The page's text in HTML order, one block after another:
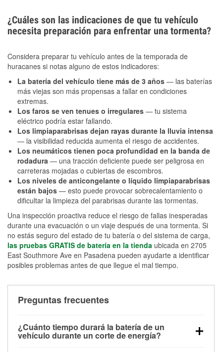
¿Cuáles son las indicaciones de que tu vehículo
necesita preparación para enfrentar una tormenta?
Considera preparar tu vehículo antes de la temporada de
huracanes si notas alguno de estos indicadores:
La batería del vehículo tiene más de 3 años — las baterías
más viejas son más propensas a fallar en condiciones
extremas.
Los faros se ven tenues o irregulares — tu sistema
eléctrico podría estar fallando.
Los limpiaparabrisas dejan rayas durante la lluvia intensa
— la visibilidad reducida aumenta el riesgo de accidentes.
Los neumáticos tienen poca profundidad en la banda de
rodadura — una tracción deficiente puede ser peligrosa en
carreteras mojadas o cubiertas de escombros.
Los niveles de anticongelante o líquido limpiaparabrisas
están bajos — esto puede provocar sobrecalentamiento o
dificultar la limpieza del parabrisas durante las tormentas.
Una inspección proactiva reduce el riesgo de fallas inesperadas
durante una evacuación o un viaje después de una tormenta. Si
no estás seguro del estado de tu batería o del sistema de carga,
las pruebas GRATIS de batería en la tienda ubicada en 2705
East Southmore Ave en Pasadena pueden ayudarte a identificar
posibles problemas antes de que llegue el mal tiempo.
Preguntas frecuentes
¿Cuánto tiempo durará la batería de un
vehículo durante un corte de energía?